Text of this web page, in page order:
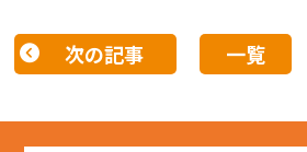
次の記事 一覧